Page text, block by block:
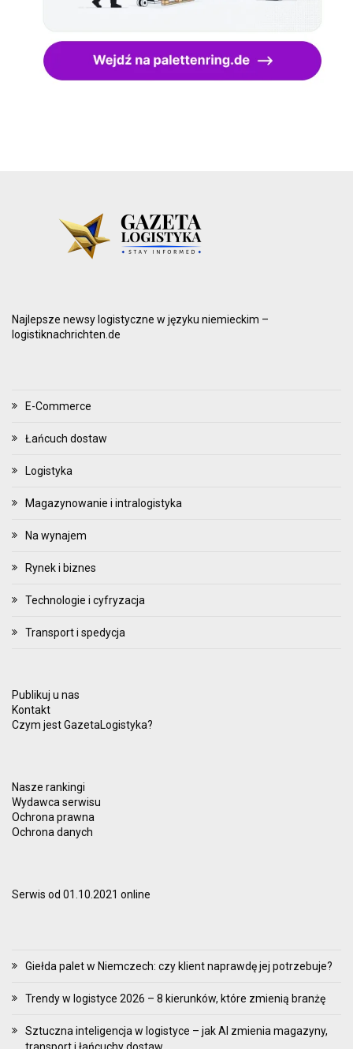
Najlepsze newsy logistyczne w języku niemieckim –
logistiknachrichten.de
E-Commerce
Łańcuch dostaw
Logistyka
Magazynowanie i intralogistyka
Na wynajem
Rynek i biznes
Technologie i cyfryzacja
Transport i spedycja
Publikuj u nas
Kontakt
Czym jest GazetaLogistyka?
Nasze rankingi
Wydawca serwisu
Ochrona prawna
Ochrona danych
Serwis od 01.10.2021 online
Giełda palet w Niemczech: czy klient naprawdę jej potrzebuje?
Trendy w logistyce 2026 – 8 kierunków, które zmienią branżę
Sztuczna inteligencja w logistyce – jak AI zmienia magazyny,